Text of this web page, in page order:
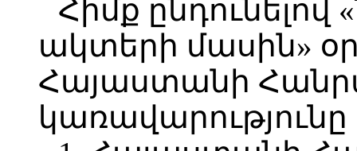
Հիմք
ակտերի մասին»
Հայաստանի
կառավարությունը